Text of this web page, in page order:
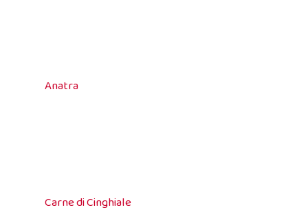
Anatra
Carne di Cinghiale